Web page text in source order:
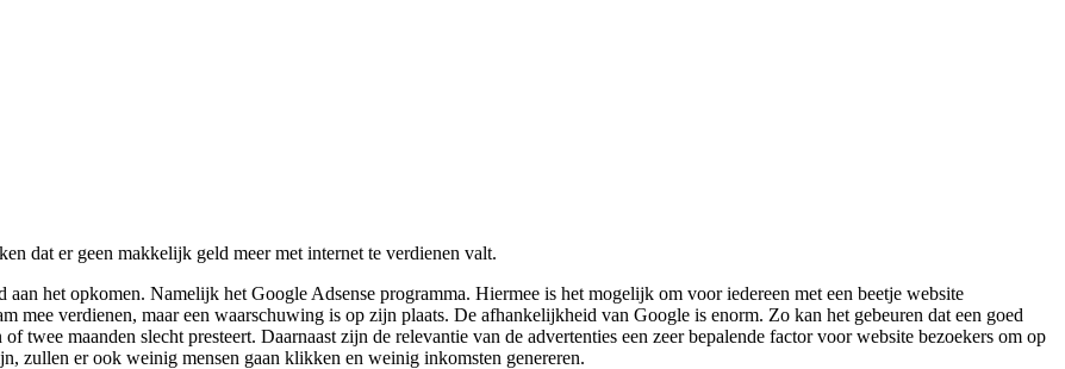
dat er geen makkelijk geld meer met internet te verdienen valt.
het opkomen. Namelijk het Google Adsense programma. Hiermee is het mogelijk om voor iedereen met een beetje website
mee verdienen, maar een waarschuwing is op zijn plaats. De afhankelijkheid van Google is enorm. Zo kan het gebeuren dat een goed
twee maanden slecht presteert. Daarnaast zijn de relevantie van de advertenties een zeer bepalende factor voor website bezoekers om op
zullen er ook weinig mensen gaan klikken en weinig inkomsten genereren.